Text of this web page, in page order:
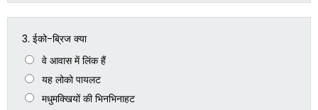
3. ईको-ब्रिज क्या
वे आवास में लिंक हैं
यह लोको पायलट
मधुमक्खियों की भिनभिनाहट